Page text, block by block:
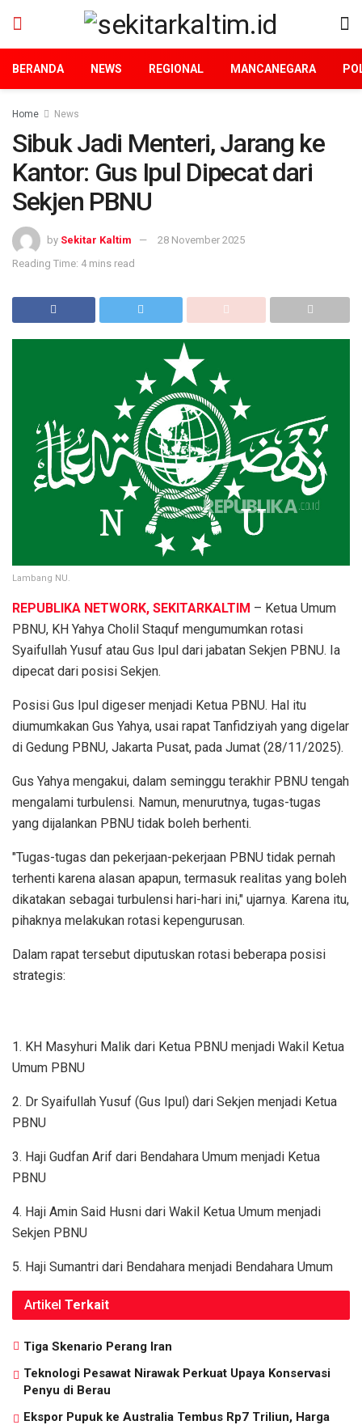
BERANDA NEWS REGIONAL MANCANEGARA
Home News
Sibuk Jadi Menteri, Jarang ke
Kantor: Gus Ipul Dipecat dari
Sekjen PBNU
by Sekitar Kaltim
28 November 2025
Reading Time: 4 mins read
Lambang NU.
REPUBLIKA NETWORK, SEKITARKALTIM – Ketua Umum
PBNU, KH Yahya Cholil Staquf mengumumkan rotasi
Syaifullah Yusuf atau Gus Ipul dari jabatan Sekjen PBNU. Ia
dipecat dari posisi Sekjen.
Posisi Gus Ipul digeser menjadi Ketua PBNU. Hal itu
diumumkakan Gus Yahya, usai rapat Tanfidziyah yang digelar
di Gedung PBNU, Jakarta Pusat, pada Jumat (28/11/2025).
Gus Yahya mengakui, dalam seminggu terakhir PBNU tengah
mengalami turbulensi. Namun, menurutnya, tugas-tugas
yang dijalankan PBNU tidak boleh berhenti.
"Tugas-tugas dan pekerjaan-pekerjaan PBNU tidak pernah
terhenti karena alasan apapun, termasuk realitas yang boleh
dikatakan sebagai turbulensi hari-hari ini," ujarnya. Karena itu,
pihaknya melakukan rotasi kepengurusan.
Dalam rapat tersebut diputuskan rotasi beberapa posisi
strategis:
1. KH Masyhuri Malik dari Ketua PBNU menjadi Wakil Ketua
Umum PBNU
2. Dr Syaifullah Yusuf (Gus Ipul) dari Sekjen menjadi Ketua
PBNU
3. Haji Gudfan Arif dari Bendahara Umum menjadi Ketua
PBNU
4. Haji Amin Said Husni dari Wakil Ketua Umum menjadi
Sekjen PBNU
5. Haji Sumantri dari Bendahara menjadi Bendahara Umum
Artikel Terkait
Tiga Skenario Perang Iran
Teknologi Pesawat Nirawak Perkuat Upaya Konservasi
Penyu di Berau
Ekspor Pupuk ke Australia Tembus Rp7 Triliun, Harga